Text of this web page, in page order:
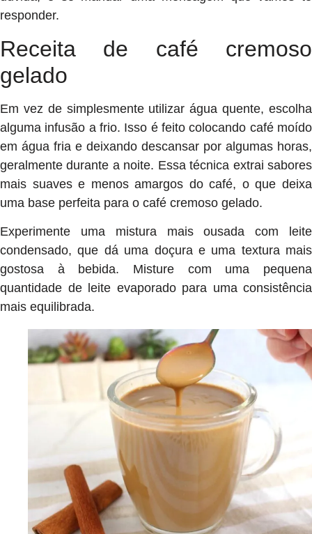
responder.
Receita de café cremoso
gelado
Em vez de simplesmente utilizar água quente, escolha
alguma infusão a frio. Isso é feito colocando café moído
em água fria e deixando descansar por algumas horas,
geralmente durante a noite. Essa técnica extrai sabores
mais suaves e menos amargos do café, o que deixa
uma base perfeita para o café cremoso gelado.
Experimente uma mistura mais ousada com leite
condensado, que dá uma doçura e uma textura mais
gostosa à bebida. Misture com uma pequena
quantidade de leite evaporado para uma consistência
mais equilibrada.